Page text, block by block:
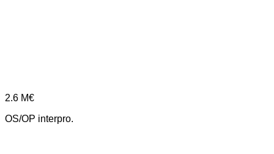
2.6 M€
OS/OP interpro.